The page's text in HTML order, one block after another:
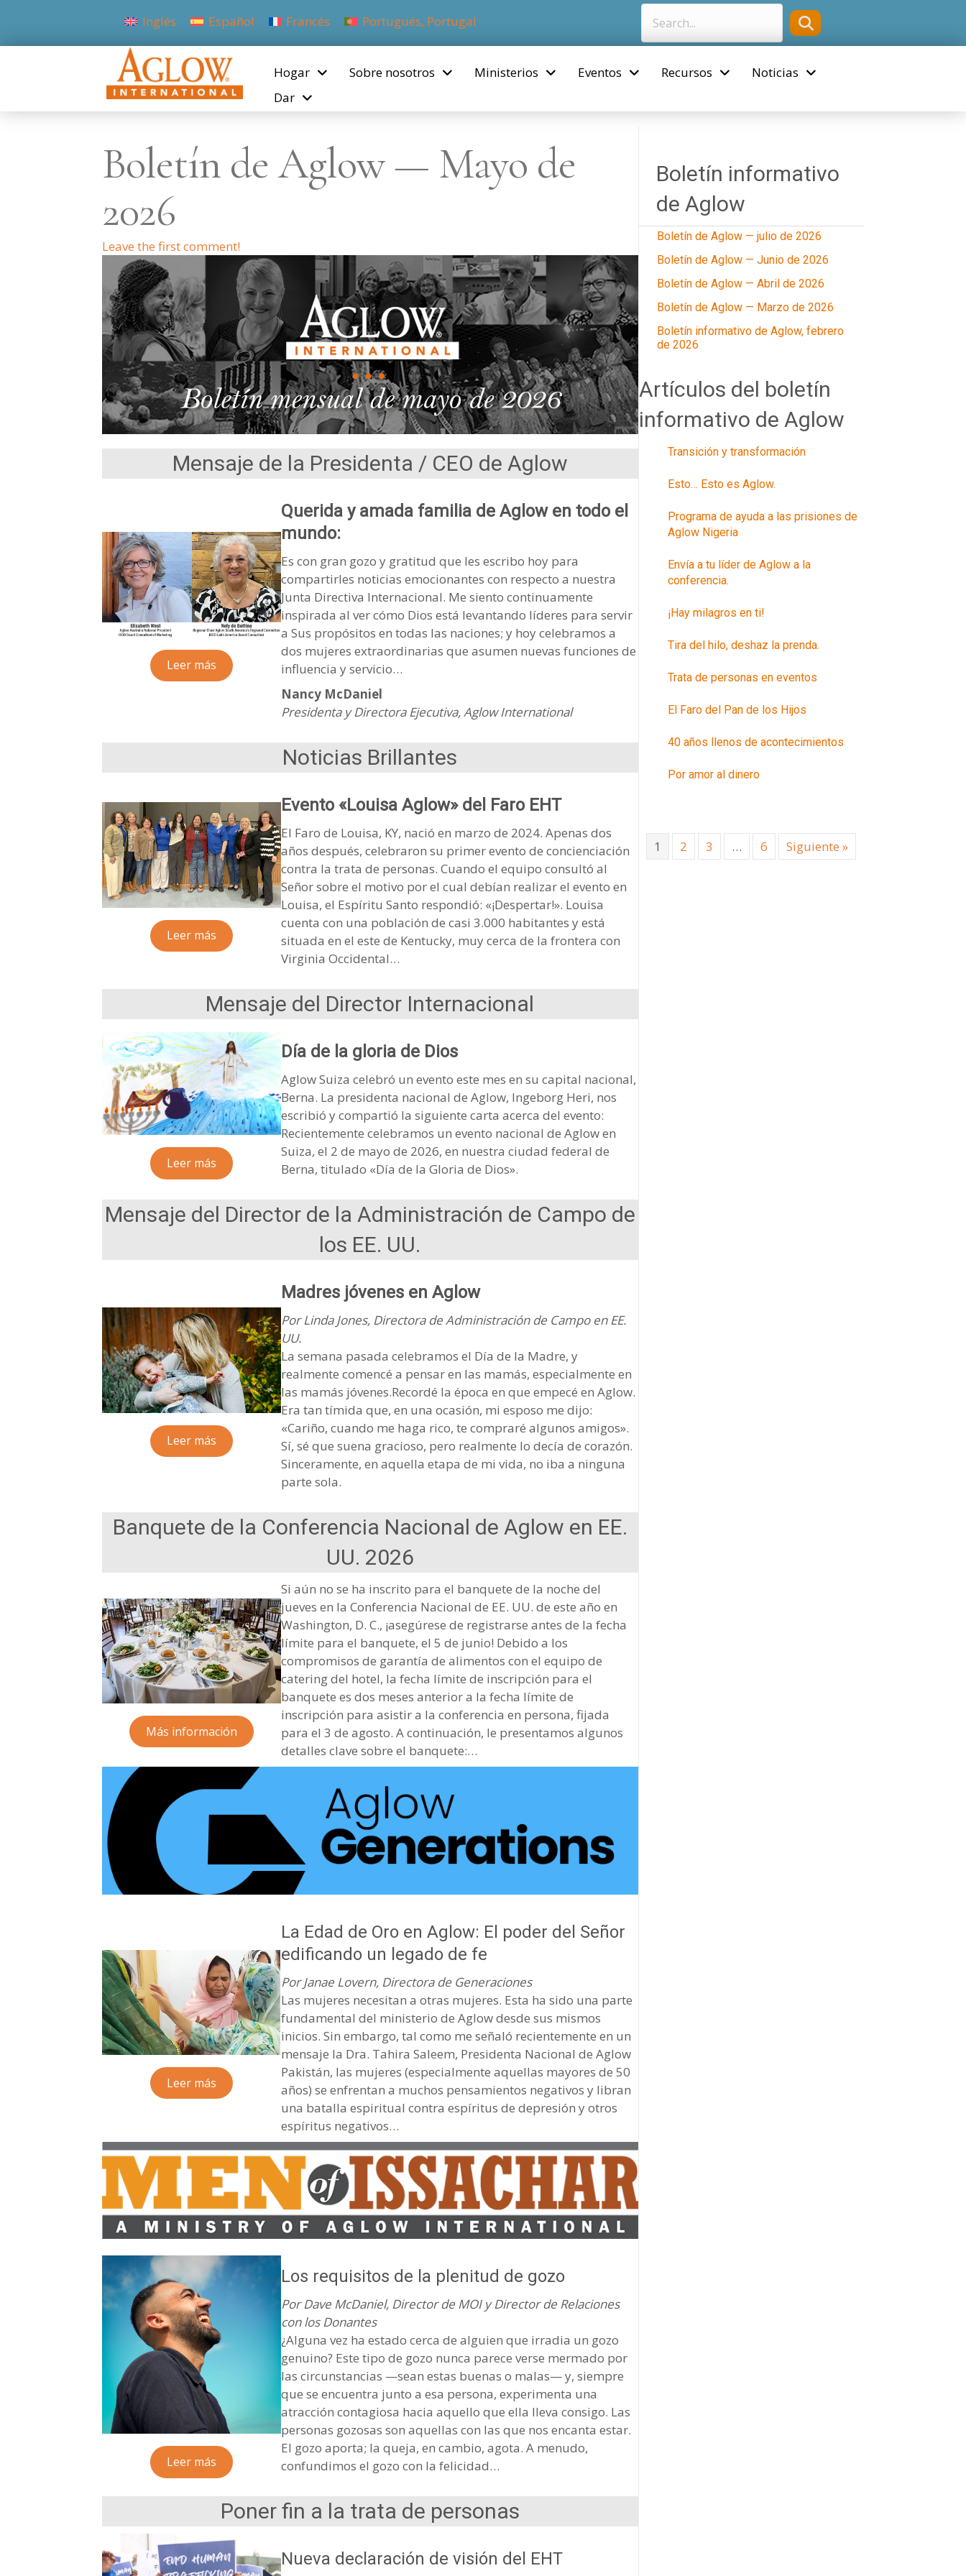
Inglés Español Francés Portugués, Portugal
Hogar Sobre nosotros Ministerios Eventos Recursos
Noticias
Dar
Boletín de Aglow — Mayo de
2026
Leave the first comment!
Mensaje de la Presidenta / CEO de Aglow
Leer más
Querida y amada familia de Aglow en todo el
mundo:
Es con gran gozo y gratitud que les escribo hoy para
compartirles noticias emocionantes con respecto a nuestra
Junta Directiva Internacional. Me siento continuamente
inspirada al ver cómo Dios está levantando líderes para servir
a Sus propósitos en todas las naciones; y hoy celebramos a
dos mujeres extraordinarias que asumen nuevas funciones de
influencia y servicio…
Nancy McDaniel
Presidenta y Directora Ejecutiva, Aglow International
Noticias Brillantes
Leer más
Evento «Louisa Aglow» del Faro EHT
El Faro de Louisa, KY, nació en marzo de 2024. Apenas dos
años después, celebraron su primer evento de concienciación
contra la trata de personas. Cuando el equipo consultó al
Señor sobre el motivo por el cual debían realizar el evento en
Louisa, el Espíritu Santo respondió: «¡Despertar!». Louisa
cuenta con una población de casi 3.000 habitantes y está
situada en el este de Kentucky, muy cerca de la frontera con
Virginia Occidental…
Mensaje del Director Internacional
Leer más
Día de la gloria de Dios
Aglow Suiza celebró un evento este mes en su capital nacional,
Berna. La presidenta nacional de Aglow, Ingeborg Heri, nos
escribió y compartió la siguiente carta acerca del evento:
Recientemente celebramos un evento nacional de Aglow en
Suiza, el 2 de mayo de 2026, en nuestra ciudad federal de
Berna, titulado «Día de la Gloria de Dios».
Mensaje del Director de la Administración de Campo de
los EE. UU.
Leer más
Madres jóvenes en Aglow
Por Linda Jones, Directora de Administración de Campo en EE.
UU.
La semana pasada celebramos el Día de la Madre, y
realmente comencé a pensar en las mamás, especialmente en
las mamás jóvenes.Recordé la época en que empecé en Aglow.
Era tan tímida que, en una ocasión, mi esposo me dijo:
«Cariño, cuando me haga rico, te compraré algunos amigos».
Sí, sé que suena gracioso, pero realmente lo decía de corazón.
Sinceramente, en aquella etapa de mi vida, no iba a ninguna
parte sola.
Banquete de la Conferencia Nacional de Aglow en EE.
UU. 2026
Más información
Si aún no se ha inscrito para el banquete de la noche del
jueves en la Conferencia Nacional de EE. UU. de este año en
Washington, D. C., ¡asegúrese de registrarse antes de la fecha
límite para el banquete, el 5 de junio! Debido a los
compromisos de garantía de alimentos con el equipo de
catering del hotel, la fecha límite de inscripción para el
banquete es dos meses anterior a la fecha límite de
inscripción para asistir a la conferencia en persona, fijada
para el 3 de agosto. A continuación, le presentamos algunos
detalles clave sobre el banquete:…
Leer más
La Edad de Oro en Aglow: El poder del Señor
edificando un legado de fe
Por Janae Lovern, Directora de Generaciones
Las mujeres necesitan a otras mujeres. Esta ha sido una parte
fundamental del ministerio de Aglow desde sus mismos
inicios. Sin embargo, tal como me señaló recientemente en un
mensaje la Dra. Tahira Saleem, Presidenta Nacional de Aglow
Pakistán, las mujeres (especialmente aquellas mayores de 50
años) se enfrentan a muchos pensamientos negativos y libran
una batalla espiritual contra espíritus de depresión y otros
espíritus negativos…
Leer más
Los requisitos de la plenitud de gozo
Por Dave McDaniel, Director de MOI y Director de Relaciones
con los Donantes
¿Alguna vez ha estado cerca de alguien que irradia un gozo
genuino? Este tipo de gozo nunca parece verse mermado por
las circunstancias —sean estas buenas o malas— y, siempre
que se encuentra junto a esa persona, experimenta una
atracción contagiosa hacia aquello que ella lleva consigo. Las
personas gozosas son aquellas con las que nos encanta estar.
El gozo aporta; la queja, en cambio, agota. A menudo,
confundimos el gozo con la felicidad…
Poner fin a la trata de personas
Nueva declaración de visión del EHT
Boletín informativo
de Aglow
Boletín de Aglow — julio de 2026
Boletín de Aglow — Junio de 2026
Boletín de Aglow — Abril de 2026
Boletín de Aglow — Marzo de 2026
Boletín informativo de Aglow, febrero
de 2026
Artículos del boletín
informativo de Aglow
Transición y transformación
Esto… Esto es Aglow.
Programa de ayuda a las prisiones de
Aglow Nigeria
Envía a tu líder de Aglow a la
conferencia.
¡Hay milagros en ti!
Tira del hilo, deshaz la prenda.
Trata de personas en eventos
El Faro del Pan de los Hijos
40 años llenos de acontecimientos
Por amor al dinero
1 2 3 … 6 Siguiente »